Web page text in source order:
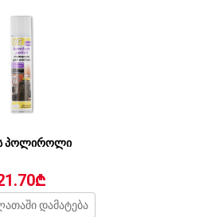
პოლიროლი
დამატება